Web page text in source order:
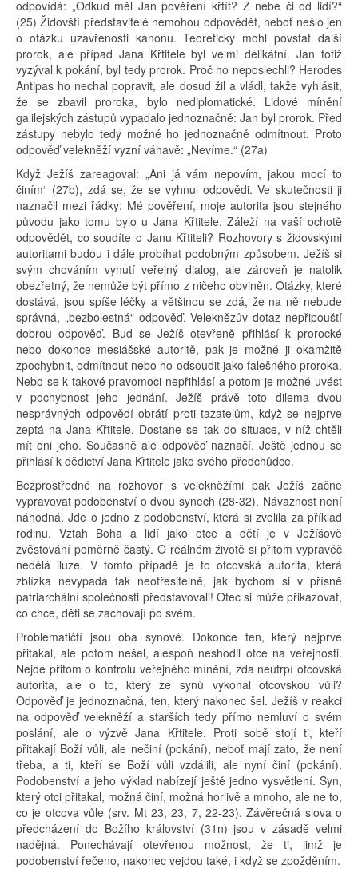
odpovídá: „Odkud měl Jan pověření křtít? Z nebe či od lidí?“
(25) Židovští představitelé nemohou odpovědět, neboť nešlo jen
o otázku uzavřenosti kánonu. Teoreticky mohl povstat další
prorok, ale případ Jana Křtitele byl velmi delikátní. Jan totiž
vyzýval k pokání, byl tedy prorok. Proč ho neposlechli? Herodes
Antipas ho nechal popravit, ale dosud žil a vládl, takže vyhlásit,
že se zbavil proroka, bylo nediplomatické. Lidové mínění
galilejských zástupů vypadalo jednoznačně: Jan byl prorok. Před
zástupy nebylo tedy možné ho jednoznačně odmítnout. Proto
odpověď velekněží vyzní váhavě: „Nevíme.“ (27a)
Když Ježíš zareagoval: „Ani já vám nepovím, jakou mocí to
činím“ (27b), zdá se, že se vyhnul odpovědi. Ve skutečnosti ji
naznačil mezi řádky: Mé pověření, moje autorita jsou stejného
původu jako tomu bylo u Jana Křtitele. Záleží na vaší ochotě
odpovědět, co soudíte o Janu Křtiteli? Rozhovory s židovskými
autoritami budou i dále probíhat podobným způsobem. Ježíš si
svým chováním vynutí veřejný dialog, ale zároveň je natolik
obezřetný, že nemůže být přímo z ničeho obviněn. Otázky, které
dostává, jsou spíše léčky a většinou se zdá, že na ně nebude
správná, „bezbolestná“ odpověď. Veleknězův dotaz nepřipouští
dobrou odpověď. Bud se Ježíš otevřeně přihlásí k prorocké
nebo dokonce mesiášské autoritě, pak je možné ji okamžitě
zpochybnit, odmítnout nebo ho odsoudit jako falešného proroka.
Nebo se k takové pravomoci nepřihlásí a potom je možné uvést
v pochybnost jeho jednání. Ježíš právě toto dilema dvou
nesprávných odpovědí obrátí proti tazatelům, když se nejprve
zeptá na Jana Křtitele. Dostane se tak do situace, v níž chtěli
mít oni jeho. Současně ale odpověď naznačí. Ještě jednou se
přihlásí k dědictví Jana Křtitele jako svého předchůdce.
Bezprostředně na rozhovor s velekněžími pak Ježíš začne
vypravovat podobenství o dvou synech (28-32). Návaznost není
náhodná. Jde o jedno z podobenství, která si zvolila za příklad
rodinu. Vztah Boha a lidí jako otce a dětí je v Ježíšově
zvěstování poměrně častý. O reálném životě si přitom vypravěč
nedělá iluze. V tomto případě je to otcovská autorita, která
zblízka nevypadá tak neotřesitelně, jak bychom si v přísně
patriarchální společnosti představovali! Otec si může přikazovat,
co chce, děti se zachovají po svém.
Problematičtí jsou oba synové. Dokonce ten, který nejprve
přitakal, ale potom nešel, alespoň neshodil otce na veřejnosti.
Nejde přitom o kontrolu veřejného mínění, zda neutrpí otcovská
autorita, ale o to, který ze synů vykonal otcovskou vůli?
Odpověď je jednoznačná, ten, který nakonec šel. Ježíš v reakci
na odpověď velekněží a starších tedy přímo nemluví o svém
poslání, ale o výzvě Jana Křtitele. Proti sobě stojí ti, kteří
přitakají Boží vůli, ale nečiní (pokání), neboť mají zato, že není
třeba, a ti, kteří se Boží vůli vzdálili, ale nyní činí (pokání).
Podobenství a jeho výklad nabízejí ještě jedno vysvětlení. Syn,
který otci přitakal, možná činí, možná horlivě a mnoho, ale ne to,
co je otcova vůle (srv. Mt 23, 23, 7, 22-23). Závěrečná slova o
předcházení do Božího království (31n) jsou v zásadě velmi
nadějná. Ponechávají otevřenou možnost, že ti, jimž je
podobenství řečeno, nakonec vejdou také, i když se zpožděním.